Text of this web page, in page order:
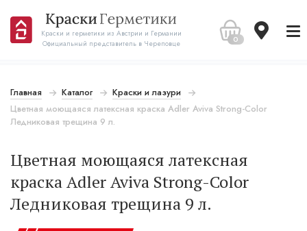
Краски и герметики из Австрии и Германии
Официальный представитель в Череповце
0
Главная Каталог
Краски и лазури
Цветная моющаяся латексная краска Adler Aviva Strong-Color
Ледниковая трещина 9 л.
Цветная моющаяся латексная
краска Adler Aviva Strong-Color
Ледниковая трещина 9 л.